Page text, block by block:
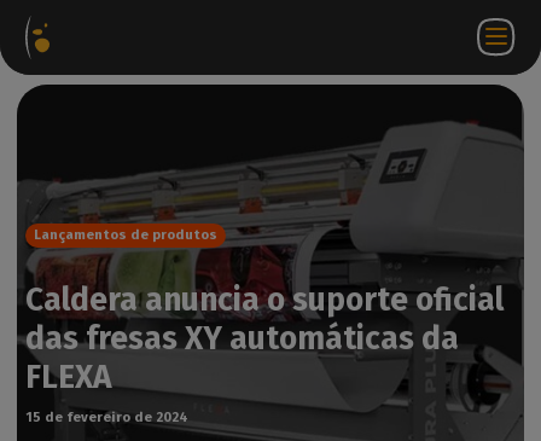
PT
Lançamentos de produtos
Caldera anuncia o suporte oficial
das fresas XY automáticas da
FLEXA
15 de fevereiro de 2024